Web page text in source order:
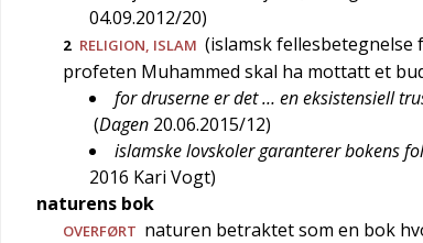
04.09.2012/20)
2 RELIGION , ISLAM (islamsk
profeten Muhammed skal ha mottatt et
for druserne er det … en eksistensiell
(Dagen 20.06.2015/12)
islamske lovskoler garanterer bokens
2016 Kari Vogt)
naturens bok
OVERFØRT naturen betraktet som en bok